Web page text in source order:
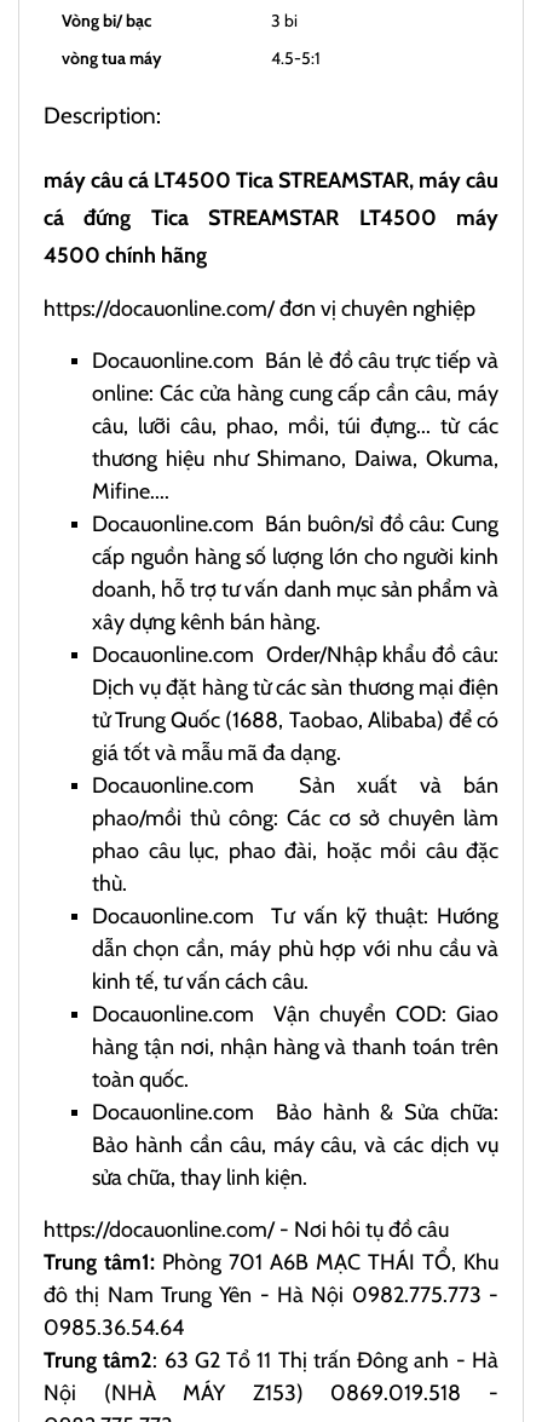
Vòng bi/ bạc
3 bi
vòng tua máy
4.5-5:1
Description:
máy câu cá LT4500 Tica STREAMSTAR, máy câu
cá đứng Tica STREAMSTAR LT4500 máy
4500 chính hãng
https://docauonline.com/đơn vị chuyên nghiệp
Docauonline.com Bán lẻ đồ câu trực tiếp và
online: Các cửa hàng cung cấp cần câu, máy
câu, lưỡi câu, phao, mồi, túi đựng... từ các
thương hiệu như Shimano, Daiwa, Okuma,
Mifine....
Docauonline.com Bán buôn/sỉ đồ câu: Cung
cấp nguồn hàng số lượng lớn cho người kinh
doanh, hỗ trợ tư vấn danh mục sản phẩm và
xây dựng kênh bán hàng.
Docauonline.com Order/Nhập khẩu đồ câu:
Dịch vụ đặt hàng từ các sàn thương mại điện
tử Trung Quốc (1688, Taobao, Alibaba) để có
giá tốt và mẫu mã đa dạng.
Docauonline.com Sản xuất và bán
phao/mồi thủ công: Các cơ sở chuyên làm
phao câu lục, phao đài, hoặc mồi câu đặc
thù.
Docauonline.com Tư vấn kỹ thuật: Hướng
dẫn chọn cần, máy phù hợp với nhu cầu và
kinh tế, tư vấn cách câu.
Docauonline.com Vận chuyển COD: Giao
hàng tận nơi, nhận hàng và thanh toán trên
toàn quốc.
Docauonline.com Bảo hành & Sửa chữa:
Bảo hành cần câu, máy câu, và các dịch vụ
sửa chữa, thay linh kiện.
https://docauonline.com/- Nơi hôi tụ đồ câu
Trung tâm1: Phòng 701 A6B MẠC THÁI TỔ, Khu
đô thị Nam Trung Yên - Hà Nội 0982.775.773 -
0985.36.54.64
Trung tâm2: 63 G2 Tổ 11 Thị trấn Đông anh - Hà
Nội (NHÀ MÁY Z153) 0869.019.518 -